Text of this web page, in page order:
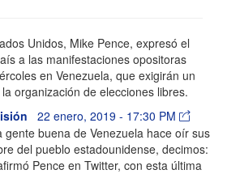
Unidos, Mike Pence, expresó el
a las manifestaciones opositoras
en Venezuela, que exigirán un
organización de elecciones libres.
22 enero, 2019 - 17:30 PM
gente buena de Venezuela hace oír sus
del pueblo estadounidense, decimos:
Pence en Twitter, con esta última